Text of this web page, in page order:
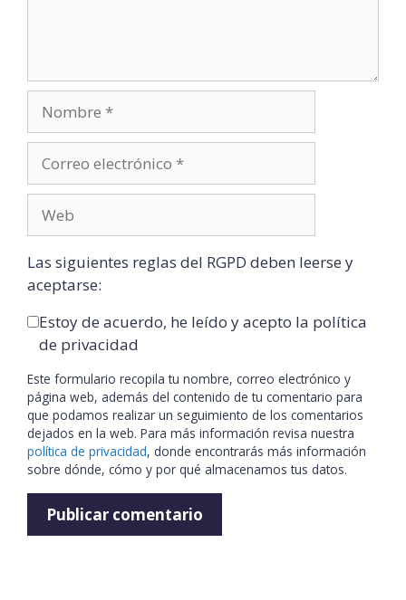
Las siguientes reglas del RGPD deben leerse y
aceptarse:
Estoy de acuerdo, he leído y acepto la política
de privacidad
Este formulario recopila tu nombre, correo electrónico y
página web, además del contenido de tu comentario para
que podamos realizar un seguimiento de los comentarios
dejados en la web. Para más información revisa nuestra
política de privacidad, donde encontrarás más información
sobre dónde, cómo y por qué almacenamos tus datos.